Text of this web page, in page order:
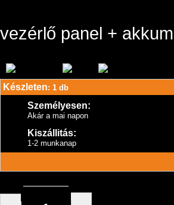
vezérlő panel +
Készleten: 1 db
Személyesen:
Akár a mai napon
Kiszállitás:
1-2 munkanap